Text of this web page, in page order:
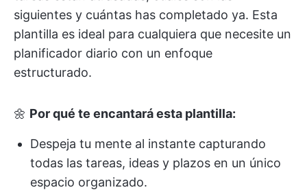
siguientes y cuántas has completado ya. Esta
plantilla es ideal para cualquiera que necesite un
planificador diario con un enfoque
estructurado.
🌼 Por qué te encantará esta plantilla:
Despeja tu mente al instante capturando
todas las tareas, ideas y plazos en un único
espacio organizado.